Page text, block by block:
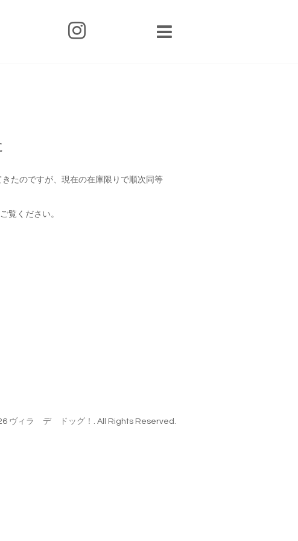
たのですが、現在の在庫限りで順次同等
覧ください。
ヴィラ デ ドッグ！ . All Rights Reserved.